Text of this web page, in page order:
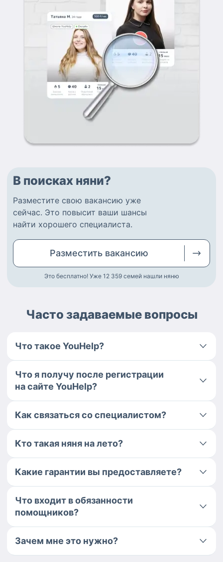
В поисках няни?
Разместите свою вакансию уже
сейчас. Это повысит ваши шансы
найти хорошего специалиста.
Разместить вакансию
Это бесплатно! Уже 12 359 семей нашли няню
Часто задаваемые вопросы
Что такое YouHelp?
Что я получу после регистрации
на сайте YouHelp?
Как связаться со специалистом?
Кто такая няня на лето?
Какие гарантии вы предоставляете?
Что входит в обязанности
помощников?
Зачем мне это нужно?